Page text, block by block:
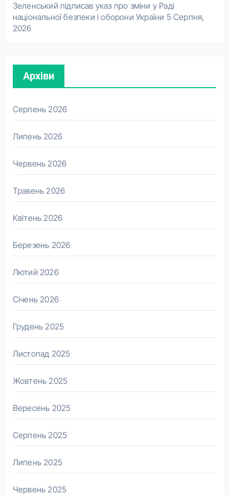
Зеленський підписав указ про зміни у Раді
національної безпеки і оборони України 5 Серпня,
2026
Архіви
Серпень 2026
Липень 2026
Червень 2026
Травень 2026
Квітень 2026
Березень 2026
Лютий 2026
Січень 2026
Грудень 2025
Листопад 2025
Жовтень 2025
Вересень 2025
Серпень 2025
Липень 2025
Червень 2025